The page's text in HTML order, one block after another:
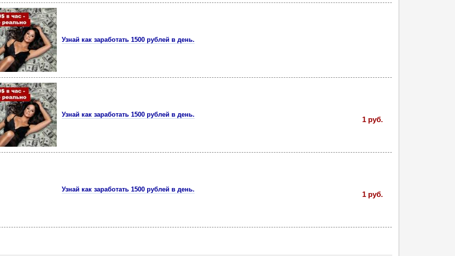
Узнай как заработать 1500 рублей в день.
Узнай как заработать 1500 рублей в день.
1 руб.
Узнай как заработать 1500 рублей в день.
1 руб.